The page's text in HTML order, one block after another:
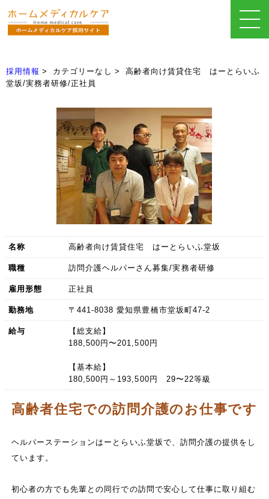
採用情報 カテゴリーなし
高齢者向け賃貸住宅 はーとらいふ
堂坂/実務者研修/正社員
名称 高齢者向け賃貸住宅 はーとらいふ堂坂
職種 訪問介護ヘルパーさん募集/実務者研修
雇用形態 正社員
勤務地 〒441-8038 愛知県豊橋市堂坂町47-2
給与
【総支給】
188,500円〜201,500円
【基本給】
180,500円～193,500円 29〜22等級
高齢者住宅での訪問介護のお仕事です
ヘルパーステーションはーとらいふ堂坂で、訪問介護の提供をし
ています。
初心者の方でも先輩との同行での訪問で安心して仕事に取り組む